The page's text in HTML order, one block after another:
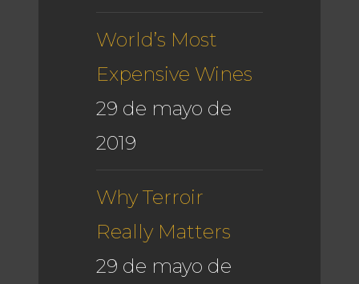
World’s Most
Expensive Wines
29 de mayo de
2019
Why Terroir
Really Matters
29 de mayo de